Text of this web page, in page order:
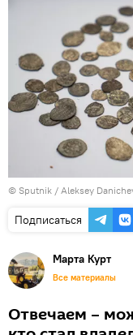
© Sputnik / Aleksey
Подписаться
Марта Курт
Все материалы
Отвечаем –